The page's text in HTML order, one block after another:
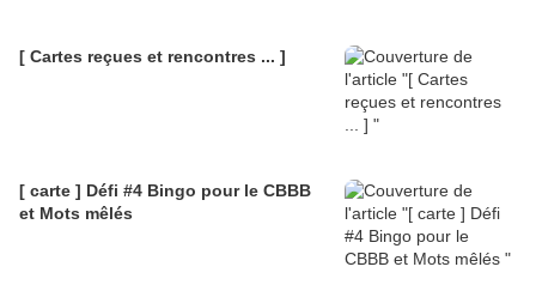
[ Cartes reçues et rencontres ... ]
[ carte ] Défi #4 Bingo pour le CBBB
et Mots mêlés